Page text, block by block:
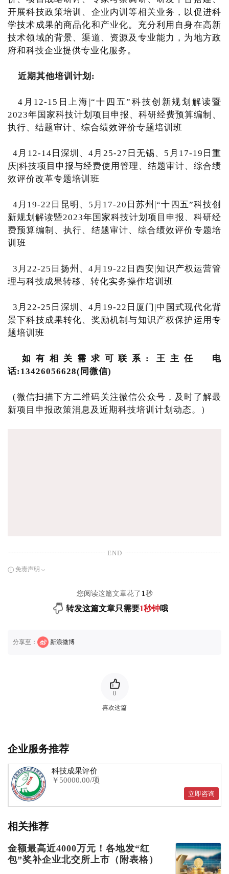
开展科技政策培训、企业内训等相关业务，以促进科
学技术成果的商品化和产业化。充分利用自身在高新
技术领域的背景、渠道、资源及专业能力，为地方政
府和科技企业提供专业化服务。
近期其他培训计划:
4月12-15日上海|“十四五”科技创新规划解读暨
2023年国家科技计划项目申报、科研经费预算编制、
执行、结题审计、综合绩效评价专题培训班
4月12-14日深圳、4月25-27日无锡、5月17-19日重
庆|科技项目申报与经费使用管理、结题审计、综合绩
效评价改革专题培训班
4月19-22日昆明、5月17-20日苏州|“十四五”科技创
新规划解读暨2023年国家科技计划项目申报、科研经
费预算编制、执行、结题审计、综合绩效评价专题培
训班
3月22-25日扬州、4月19-22日西安|知识产权运营管
理与科技成果转移、转化实务操作培训班
3月22-25日深圳、4月19-22日厦门|中国式现代化背
景下科技成果转化、奖励机制与知识产权保护运用专
题培训班
如有相关需求可联系: 王主任 电
话:13426056628(同微信)
(微信扫描下方二维码关注微信公众号，及时了解最
新项目申报政策消息及近期科技培训计划动态。）
END
免责声明
您阅读这篇文章花了 1秒
转发这篇文章只需要1秒钟哦
分享至： 新浪微博
喜欢这篇
0
企业服务推荐
科技成果评价
￥50000.00/项
立即咨询
相关推荐
金额最高近4000万元！各地发“红
包”奖补企业北交所上市（附表格）